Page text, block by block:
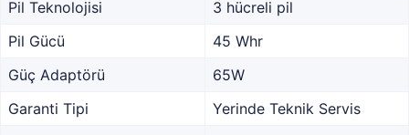
Pil Teknolojisi
3 hücreli pil
Pil Gücü
45 Whr
Güç Adaptörü
65W
Garanti Tipi
Yerinde Teknik Servis